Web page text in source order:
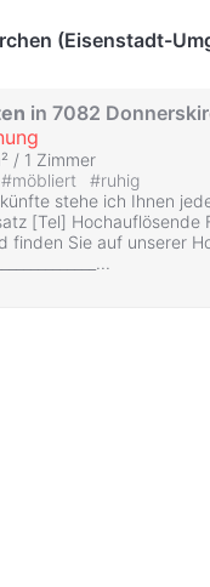
(Eisenstadt-
in 7082
/ 1 Zimmer
#möbliert #ruhig
stehe ich Ihnen
[Tel] Hochauflösende
finden Sie auf unserer